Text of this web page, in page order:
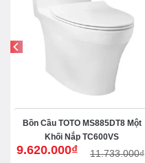
Bồn Cầu TOTO MS885DT8 Một
Khối Nắp TC600VS
11.733.000₫
Giá
9.620.000₫
Giá